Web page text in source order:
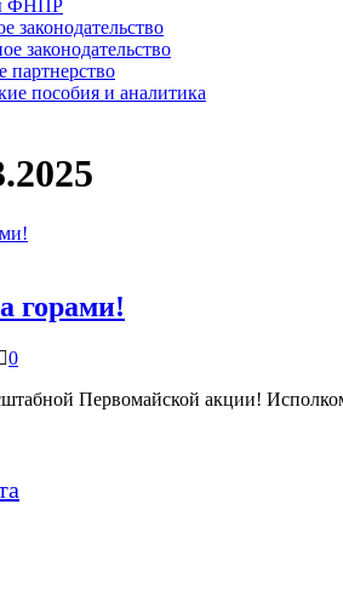
ФНПР
законодательство
законодательство
партнерство
пособия и аналитика
горами!
0
Первомайской акции!